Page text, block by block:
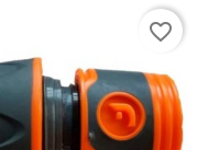
favorite_border